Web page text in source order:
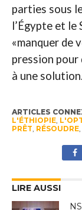
parties sous
l’Égypte et le
«manquer de
pression
à une solution.
ARTICLES
L'ÉTHIOPIE,
PRÊT, RÉSOUDRE,
LIRE AUSSI